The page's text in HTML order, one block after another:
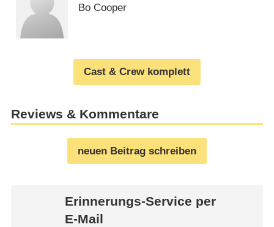
Bo Cooper
Cast & Crew komplett
Reviews & Kommentare
neuen Beitrag schreiben
Erinnerungs-Service per
E-Mail